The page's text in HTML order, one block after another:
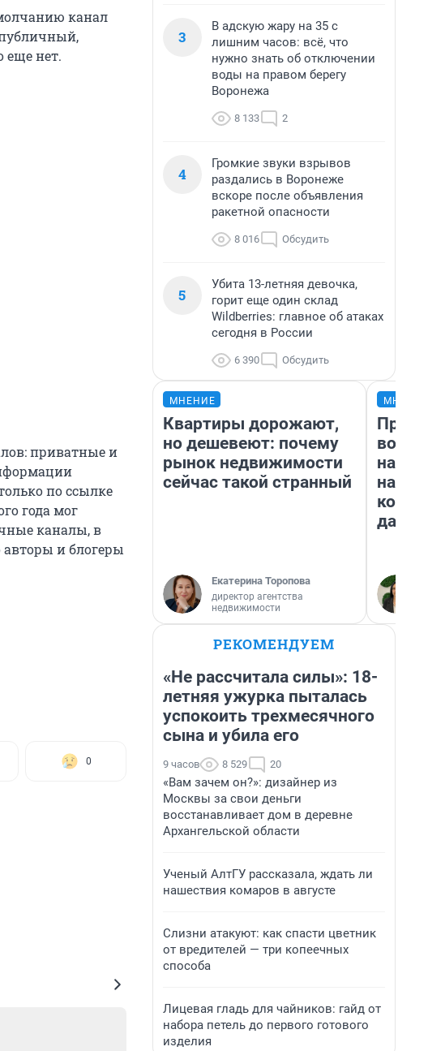
канал
еще нет.
приватные и
по ссылке
года мог
каналы, в
авторы и блогеры
0
3
В адскую жару на 35 с
лишним часов: всё, что
нужно знать об отключении
воды на правом берегу
Воронежа
8 133 2
4
Громкие звуки взрывов
раздались в Воронеже
вскоре после объявления
ракетной опасности
8 016 Обсудить
5
Убита 13-летняя девочка,
горит еще один склад
Wildberries: главное об атаках
сегодня в России
6 390 Обсудить
МНЕНИЕ
Квартиры дорожают,
но дешевеют: почему
рынок недвижимости
сейчас такой странный
Екатерина Торопова
директор агентства
недвижимости
нам
даже
РЕКОМЕНДУЕМ
«Не рассчитала силы»: 18-
летняя ужурка пыталась
успокоить трехмесячного
сына и убила его
9 часов 8 529 20
«Вам зачем он?»: дизайнер из
Москвы за свои деньги
восстанавливает дом в деревне
Архангельской области
Ученый АлтГУ рассказала, ждать ли
нашествия комаров в августе
Слизни атакуют: как спасти цветник
от вредителей — три копеечных
способа
Лицевая гладь для чайников: гайд от
набора петель до первого готового
изделия